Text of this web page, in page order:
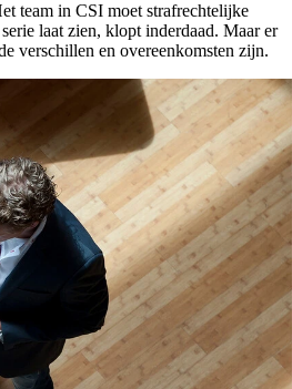
team in CSI moet strafrechtelijke
laat zien, klopt inderdaad. Maar er
verschillen en overeenkomsten zijn.